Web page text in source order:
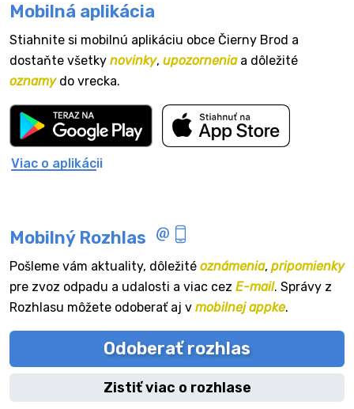
Mobilná aplikácia
Stiahnite si mobilnú aplikáciu obce Čierny Brod a
dostaňte všetky novinky, upozorneniaa dôležité
oznamydo vrecka.
Viac o aplikácii
Mobilný Rozhlas
Pošleme vám aktuality, dôležité oznámenia, pripomienky
pre zvoz odpadu a udalosti a viac cez E-mail. Správy z
Rozhlasu môžete odoberať aj v mobilnej appke.
Odoberať rozhlas
Zistiť viac o rozhlase